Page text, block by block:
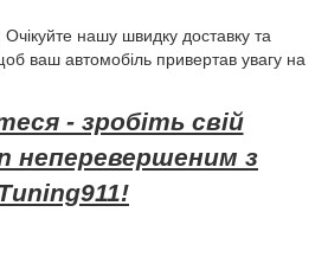
Очікуйте нашу швидку доставку та
ваш автомобіль привертав увагу на
- зробіть свій
неперевершеним з